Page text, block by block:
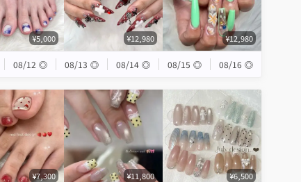
¥5,000 ¥12,980 ¥12,980
08/12 ◎ 08/13 ◎ 08/14 ◎ 08/15 ◎ 08/16 ◎
¥7,300 ¥11,800 ¥6,500